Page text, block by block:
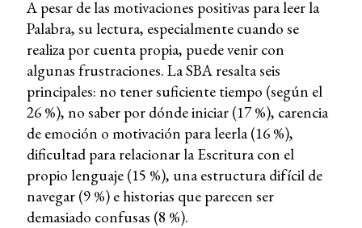
A pesar de las motivaciones positivas para leer la
Palabra, su lectura, especialmente cuando se
realiza por cuenta propia, puede venir con
algunas frustraciones. La SBA resalta seis
principales: no tener suficiente tiempo (según el
26 %), no saber por dónde iniciar (17 %), carencia
de emoción o motivación para leerla (16 %),
dificultad para relacionar la Escritura con el
propio lenguaje (15 %), una estructura difícil de
navegar (9 %) e historias que parecen ser
demasiado confusas (8 %).